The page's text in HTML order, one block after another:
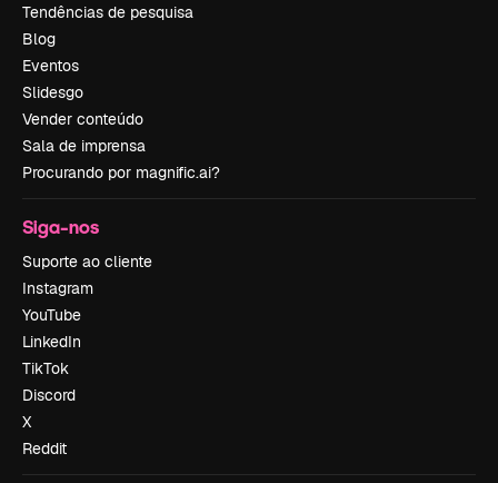
Tendências de pesquisa
Blog
Eventos
Slidesgo
Vender conteúdo
Sala de imprensa
Procurando por magnific.ai?
Siga-nos
Suporte ao cliente
Instagram
YouTube
LinkedIn
TikTok
Discord
X
Reddit